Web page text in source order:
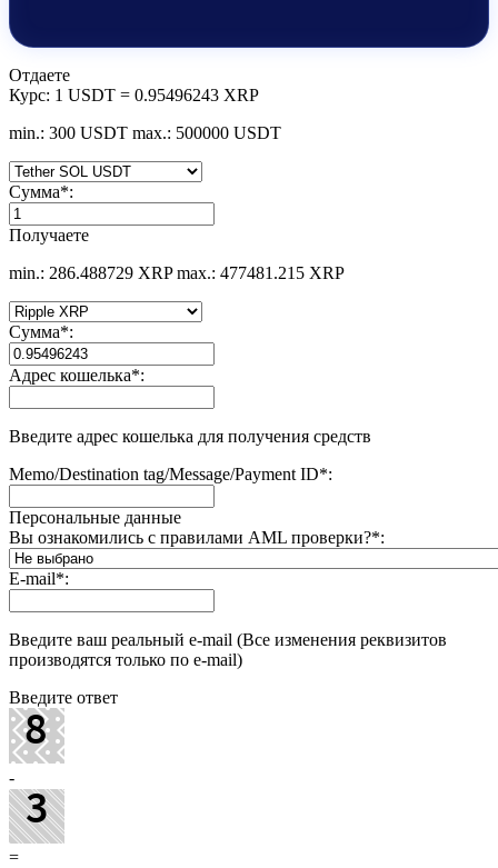
Отдаете
Курс: 1 USDT = 0.95496243 XRP
min.: 300 USDT max.: 500000 USDT
Сумма*:
Получаете
min.: 286.488729 XRP max.: 477481.215 XRP
Сумма*:
Адрес кошелька*:
Введите адрес кошелька для получения средств
Memo/Destination tag/Message/Payment ID*:
Персональные данные
Вы ознакомились с правилами AML проверки?*:
E-mail*:
Введите ваш реальный e-mail (Все изменения реквизитов
производятся только по e-mail)
Введите ответ
-
=